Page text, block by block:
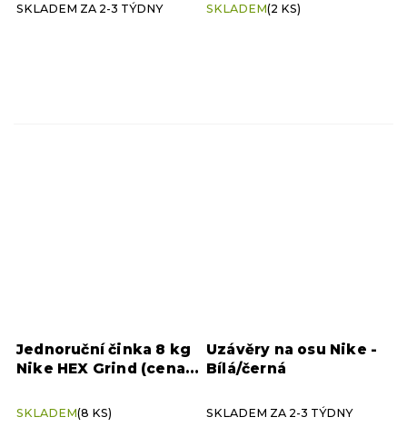
SKLADEM ZA 2-3 TÝDNY SKLADEM(2 KS)
Jednoruční činka 8 kg
Nike HEX Grind (cena
SKLADEM(8 KS)
Uzávěry na osu Nike -
Bílá/černá
SKLADEM ZA 2-3 TÝDNY